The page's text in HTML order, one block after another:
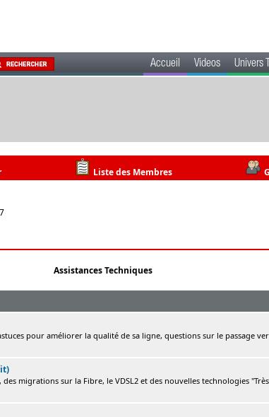
Accueil Videos Univers
Liste des Membres
Assistances Techniques
pour améliorer la qualité de sa ligne, questions sur le passage
migrations sur la Fibre, le VDSL2 et des nouvelles technologies